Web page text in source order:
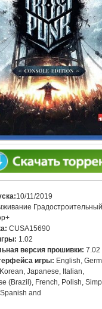
10/11/2019
Градостроительный
CUSA15690
1.02
версия прошивки: 7.02
игры: English,
Japanese, Italian,
(Brazil), French, Polish,
and